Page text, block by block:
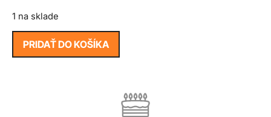
1 na sklade
PRIDAŤ DO KOŠÍKA